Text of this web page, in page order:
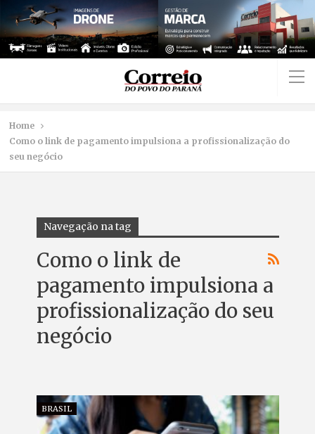
Home
Como o link de pagamento impulsiona a profissionalização do
seu negócio
Navegação na tag
Como o link de
pagamento impulsiona a
profissionalização do seu
negócio
BRASIL